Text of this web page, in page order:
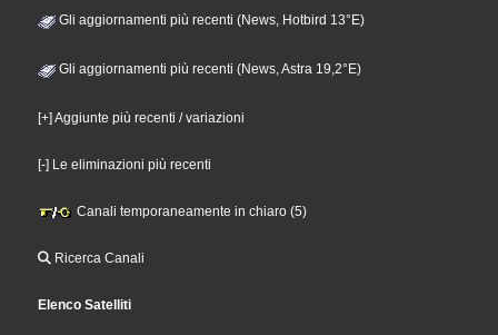
Gli aggiornamenti più recenti (News, Hotbird 13°E)
Gli aggiornamenti più recenti (News, Astra 19,2°E)
[+] Aggiunte più recenti / variazioni
[-] Le eliminazioni più recenti
Canali temporaneamente in chiaro (5)
Ricerca Canali
Elenco Satelliti